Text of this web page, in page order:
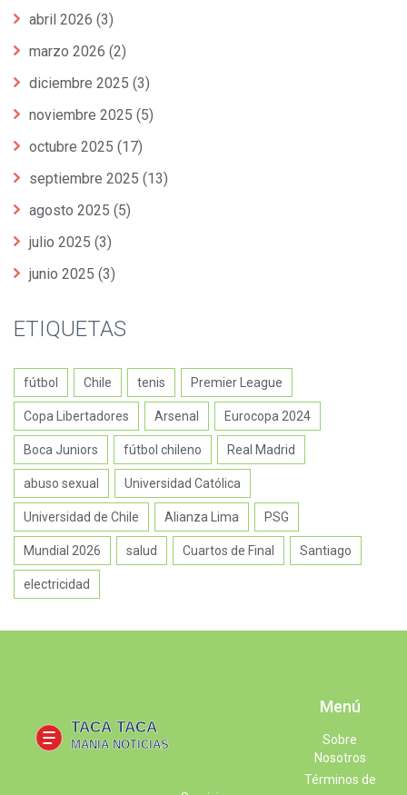
abril 2026 (3)
marzo 2026 (2)
diciembre 2025 (3)
noviembre 2025 (5)
octubre 2025 (17)
septiembre 2025 (13)
agosto 2025 (5)
julio 2025 (3)
junio 2025 (3)
ETIQUETAS
fútbol Chile tenis Premier League
Copa Libertadores Arsenal Eurocopa 2024
Boca Juniors fútbol chileno Real Madrid
abuso sexual Universidad Católica
Universidad de Chile Alianza Lima PSG
Mundial 2026 salud Cuartos de Final Santiago
electricidad
Menú
Sobre
Nosotros
Términos de